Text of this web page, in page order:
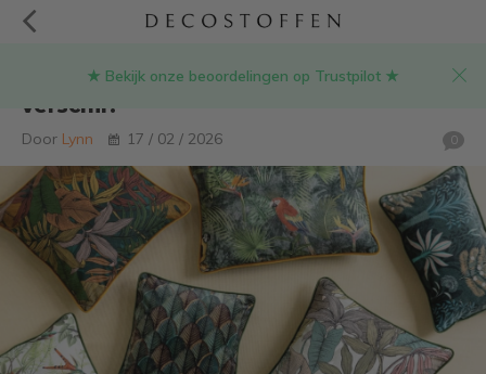
★ Bekijk onze beoordelingen op Trustpilot ★
Fluweel, velours of velvet; wat is het
verschil?
Door Lynn 17 / 02 / 2026 0